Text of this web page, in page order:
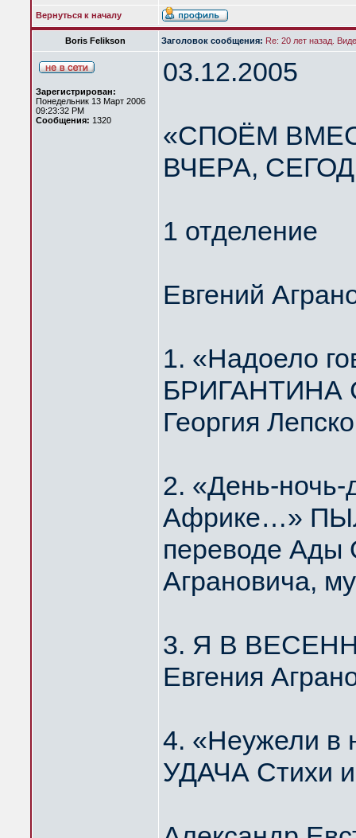
Вернуться к началу
Boris Felikson Заголовок сообщения: Re: 20 лет назад.
Зарегистрирован:
Понедельник 13 Март 2006
09:23:32 PM
Сообщения: 1320
03.12.2005
«СПОЁМ
ВЧЕРА,
1 отделение
Евгений
1. «Надоело
БРИГАНТИНА
Георгия
2. «День-
Африке…»
переводе Ады
Аграновича,
3. Я В
Евгения
4. «Неужели
УДАЧА Стихи и